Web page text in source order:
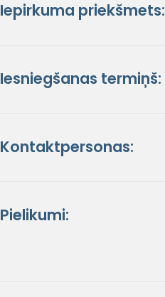
Iepirkuma priekšmets:
Iesniegšanas termiņš:
Kontaktpersonas:
Pielikumi: